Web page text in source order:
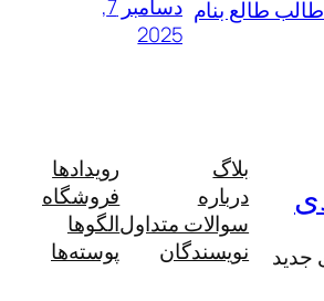
طالع بنام
دسامبر 7,
2025
درباره
سوالات متداول
نویسندگان
رویدادها
فروشگاه
الگوها
پوسته‌ها